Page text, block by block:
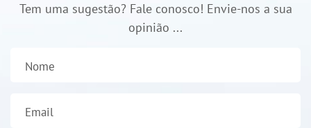
Tem uma sugestão? Fale conosco! Envie-nos a sua
opinião ...
Nome
Email